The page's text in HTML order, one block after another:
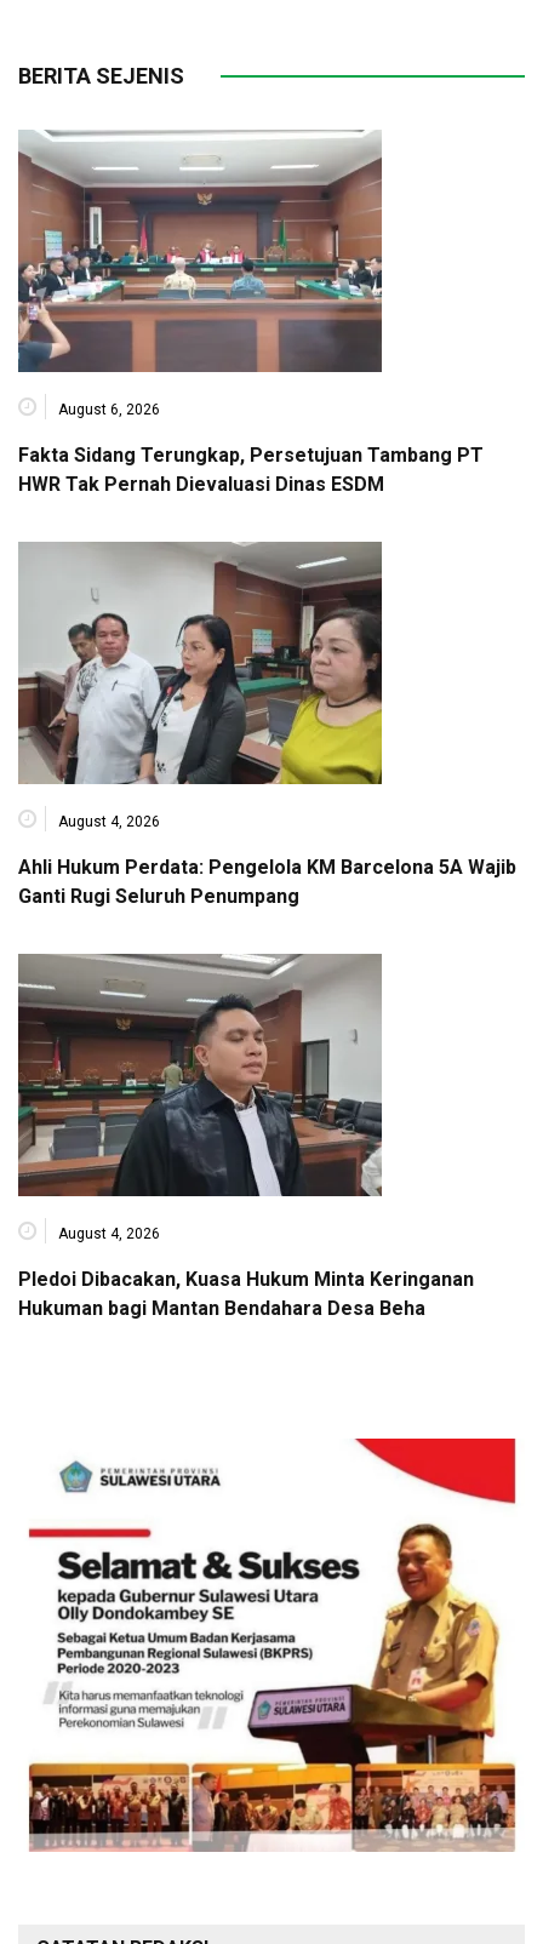
BERITA SEJENIS
August 6, 2026
Fakta Sidang Terungkap, Persetujuan Tambang PT
HWR Tak Pernah Dievaluasi Dinas ESDM
August 4, 2026
Ahli Hukum Perdata: Pengelola KM Barcelona 5A Wajib
Ganti Rugi Seluruh Penumpang
August 4, 2026
Pledoi Dibacakan, Kuasa Hukum Minta Keringanan
Hukuman bagi Mantan Bendahara Desa Beha